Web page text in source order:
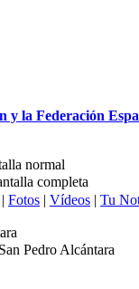
y la Federación
normal
completa
| Fotos | Vídeos | Tu
Pedro Alcántara